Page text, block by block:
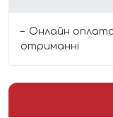
Онлайн
отриманні